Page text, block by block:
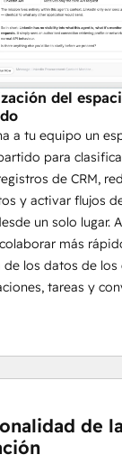
del
a tu equipo un
para
de CRM,
y activar flujos
un solo lugar.
más
de los datos de los
tareas y
de la